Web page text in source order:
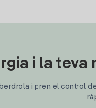
i la
i pren el control